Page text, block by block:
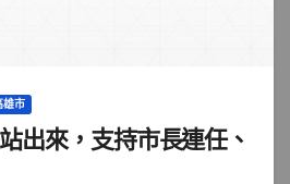
雄市
出來，支持市長連任、